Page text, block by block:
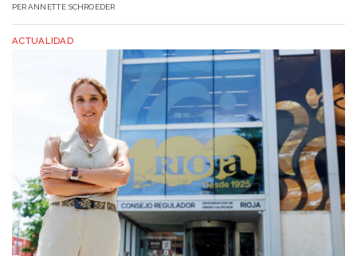
PERANNETTE SCHROEDER
ACTUALIDAD